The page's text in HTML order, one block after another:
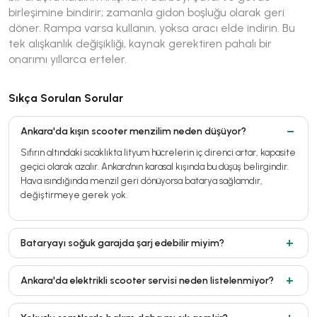
birleşimine bindirir; zamanla gidon boşluğu olarak geri
döner. Rampa varsa kullanın, yoksa aracı elde indirin. Bu
tek alışkanlık değişikliği, kaynak gerektiren pahalı bir
onarımı yıllarca erteler.
Sıkça Sorulan Sorular
Ankara'da kışın scooter menzilim neden düşüyor?
Sıfırın altındaki sıcaklıkta lityum hücrelerin iç direnci artar, kapasite
geçici olarak azalır. Ankara'nın karasal kışında bu düşüş belirgindir.
Hava ısındığında menzil geri dönüyorsa batarya sağlamdır,
değiştirmeye gerek yok.
Bataryayı soğuk garajda şarj edebilir miyim?
Ankara'da elektrikli scooter servisi neden listelenmiyor?